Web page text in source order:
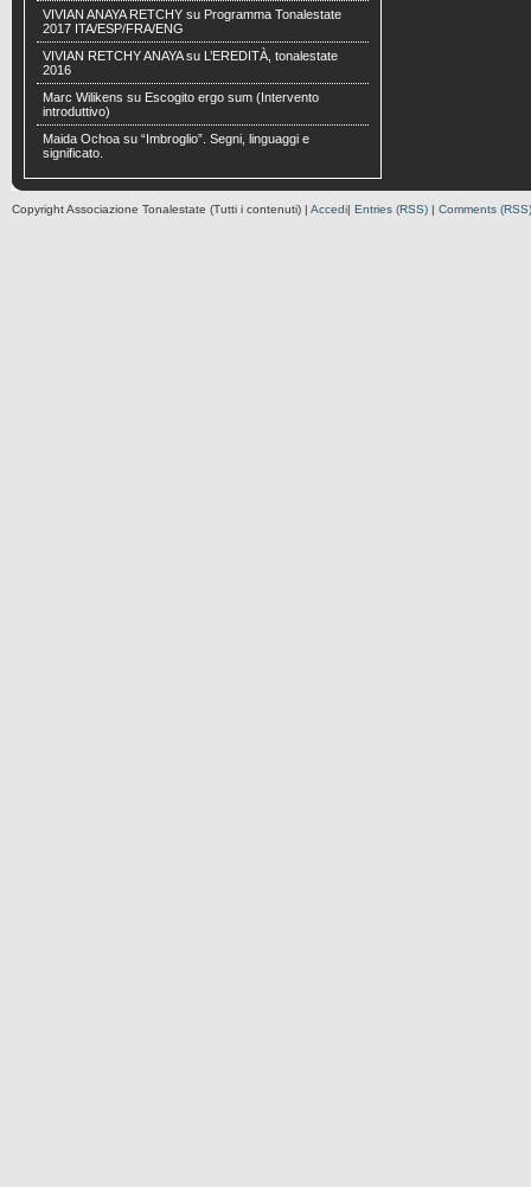
VIVIAN ANAYA RETCHY su Programma Tonalestate
2017 ITA/ESP/FRA/ENG
VIVIAN RETCHY ANAYAsu
L’EREDITÀ, tonalestate
2016
Marc Wilikens su Escogito ergo sum (Intervento
introduttivo)
Maida Ochoa su “Imbroglio”. Segni, linguaggi e
significato.
Copyright Associazione Tonalestate (Tutti i contenuti) | Accedi| Entries (RSS) | Comments (RSS)